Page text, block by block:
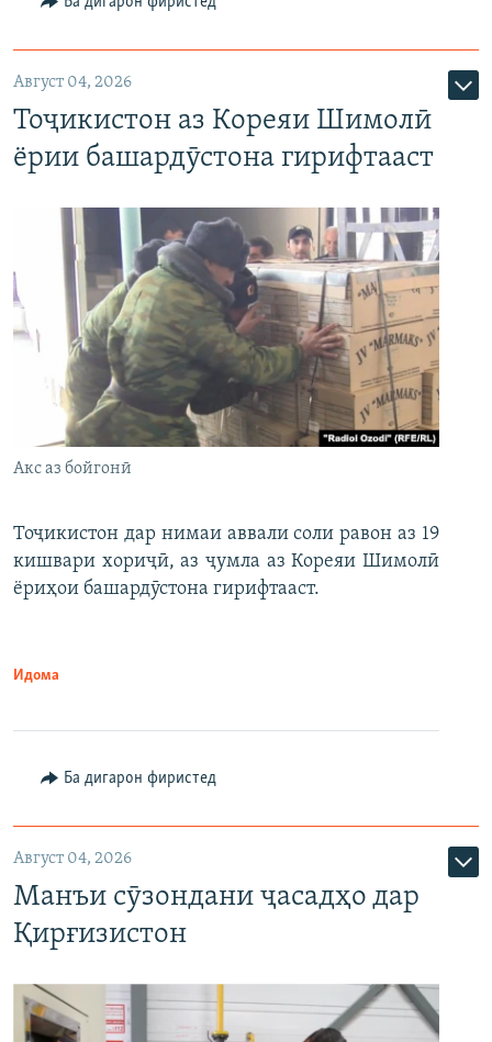
Август 04, 2026
Тоҷикистон аз Кореяи Шимолӣ
ёрии башардӯстона гирифтааст
Акс аз бойгонӣ
Тоҷикистон дар нимаи аввали соли равон аз 19
кишвари хориҷӣ, аз ҷумла аз Кореяи Шимолӣ
ёриҳои башардӯстона гирифтааст.
Идома
Ба дигарон фиристед
Август 04, 2026
Манъи сӯзондани ҷасадҳо дар
Қирғизистон